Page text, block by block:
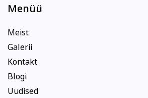
Menüü
Meist
Galerii
Kontakt
Blogi
Uudised